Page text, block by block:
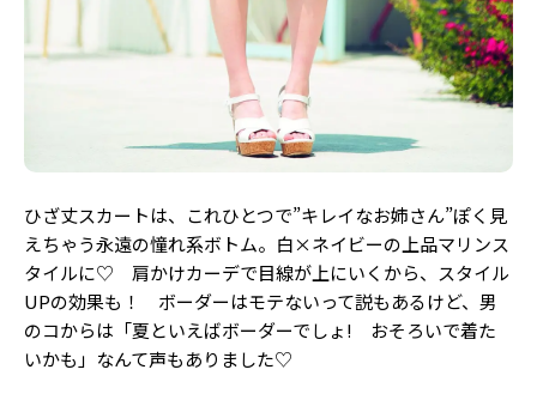
ひざ丈スカートは、これひとつで”キレイなお姉さん”ぽく見
えちゃう永遠の憧れ系ボトム。白×ネイビーの上品マリンス
タイルに♡ 肩かけカーデで目線が上にいくから、スタイル
UPの効果も！ ボーダーはモテないって説もあるけど、男
のコからは「夏といえばボーダーでしょ! おそろいで着た
いかも」なんて声もありました♡